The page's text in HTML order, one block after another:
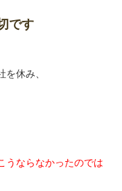
です
休み、
うならなかったのでは